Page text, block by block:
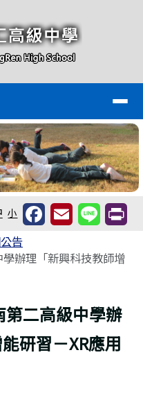
球資訊網
小
告
學辦理「新興科技教師增
第二高級中學辦
研習－XR應用